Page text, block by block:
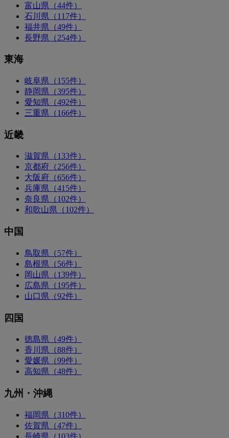
富山県（44件）
石川県（117件）
福井県（49件）
長野県（254件）
東海
岐阜県（155件）
静岡県（395件）
愛知県（492件）
三重県（166件）
近畿
滋賀県（133件）
京都府（256件）
大阪府（656件）
兵庫県（415件）
奈良県（102件）
和歌山県（102件）
中国
鳥取県（57件）
島根県（56件）
岡山県（139件）
広島県（195件）
山口県（92件）
四国
徳島県（49件）
香川県（88件）
愛媛県（99件）
高知県（48件）
九州・沖縄
福岡県（310件）
佐賀県（47件）
長崎県（103件）